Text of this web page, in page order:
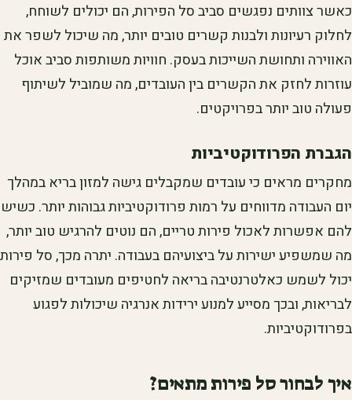
כאשר צוותים נפגשים סביב סל הפירות, הם יכולים לשוחח,
לחלוק רעיונות ולבנות קשרים טובים יותר, מה שיכול לשפר את
האווירה ותחושת השייכות בעסק. חוויות משותפות סביב אוכל
עוזרות לחזק את הקשרים בין העובדים, מה שמוביל לשיתוף
פעולה טוב יותר בפרויקטים.
הגברת הפרודוקטיביות
מחקרים מראים כי עובדים שמקבלים גישה למזון בריא במהלך
יום העבודה מדווחים על רמות פרודוקטיביות גבוהות יותר. כשיש
להם אפשרות לאכול פירות טריים, הם נוטים להרגיש טוב יותר,
מה שמשפיע ישירות על ביצועיהם בעבודה. יתרה מכך, סל פירות
יכול לשמש כאלטרנטיבה בריאה לחטיפים מעובדים שמזיקים
לבריאות, ובכך מסייע למנוע ירידות אנרגיה שיכולות לפגוע
בפרודוקטיביות.
איך לבחור סל פירות מתאים?